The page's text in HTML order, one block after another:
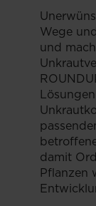
Wege
und
damit
Pflanzen